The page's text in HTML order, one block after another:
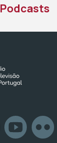
Podcasts